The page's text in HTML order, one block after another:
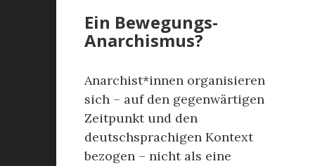
Ein Bewegungs-
Anarchismus?
Anarchist*innen organisieren
sich – auf den gegenwärtigen
Zeitpunkt und den
deutschsprachigen Kontext
bezogen – nicht als eine